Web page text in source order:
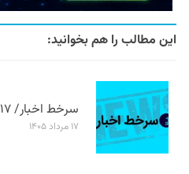
این مطالب را هم بخوانید:
سرخط اخبار/ ۱۷ مرداد ۱۴۰۵
۱۷ مرداد ۱۴۰۵